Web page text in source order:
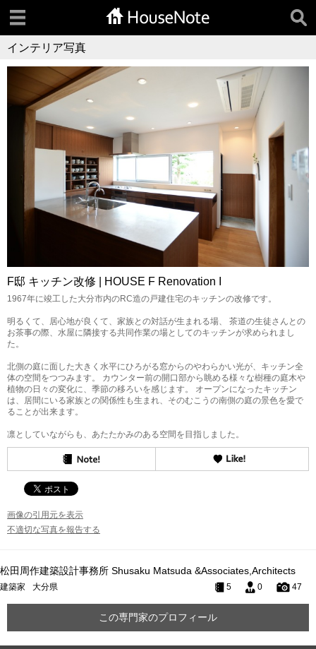
インテリア写真
F邸 キッチン改修 | HOUSE F Renovation I
1967年に竣工した大分市内のRC造の戸建住宅のキッチンの改修です。
明るくて、居心地が良くて、家族との対話が生まれる場、 茶道の生徒さんとの
お茶事の際、水屋に隣接する共同作業の場としてのキッチンが求められまし
た。
北側の庭に面した大きく水平にひろがる窓からのやわらかい光が、キッチン全
体の空間をつつみます。 カウンター前の開口部から眺める様々な樹種の庭木や
植物の日々の変化に、季節の移ろいを感じます。 オープンになったキッチン
は、居間にいる家族との関係性も生まれ、そのむこうの南側の庭の景色を愛で
ることが出来ます。
凛としていながらも、あたたかみのある空間を目指しました。
画像の引用元を表示
不適切な写真を報告する
松田周作建築設計事務所 Shusaku Matsuda &Associates,Architects
建築家 大分県 5 0 47
この専門家のプロフィール